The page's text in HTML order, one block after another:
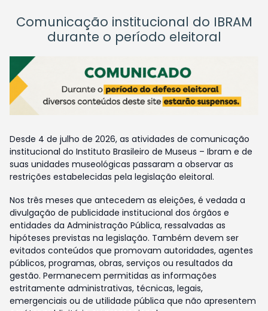
Comunicação institucional do IBRAM
durante o período eleitoral
Desde 4 de julho de 2026, as atividades de comunicação
institucional do Instituto Brasileiro de Museus – Ibram e de
suas unidades museológicas passaram a observar as
restrições estabelecidas pela legislação eleitoral.
Nos três meses que antecedem as eleições, é vedada a
divulgação de publicidade institucional dos órgãos e
entidades da Administração Pública, ressalvadas as
hipóteses previstas na legislação. Também devem ser
evitados conteúdos que promovam autoridades, agentes
públicos, programas, obras, serviços ou resultados da
gestão. Permanecem permitidas as informações
estritamente administrativas, técnicas, legais,
emergenciais ou de utilidade pública que não apresentem